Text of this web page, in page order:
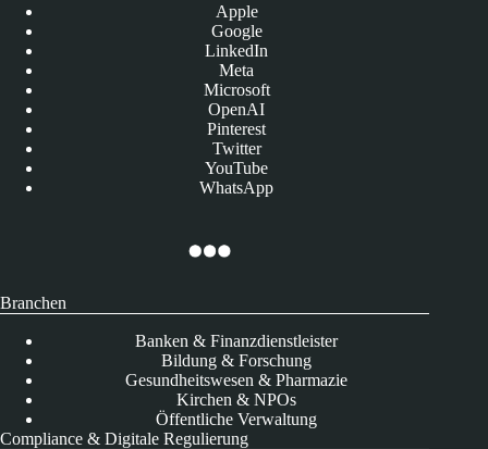
Apple
Google
LinkedIn
Meta
Microsoft
OpenAI
Pinterest
Twitter
YouTube
WhatsApp
Branchen
Banken & Finanzdienstleister
Bildung & Forschung
Gesundheitswesen & Pharmazie
Kirchen & NPOs
Öffentliche Verwaltung
Compliance & Digitale Regulierung